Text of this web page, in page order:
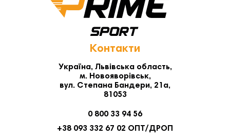
Контакти
Україна, Львівська область,
м. Новояворівськ,
вул. Степана Бандери, 21а,
81053
0 800 33 94 56
+38 093 332 67 02 ОПТ/ДРОП